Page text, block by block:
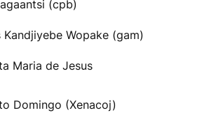
(cpb)
Kandjiyebe Wopake (gam)
Maria de Jesus
Domingo (Xenacoj)